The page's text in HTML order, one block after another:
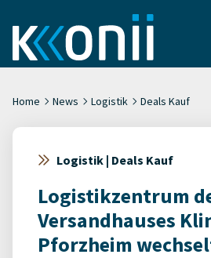
Home News Logistik Deals Kauf
Logistik | Deals Kauf
Logistikzentrum
Versandhauses
Pforzheim